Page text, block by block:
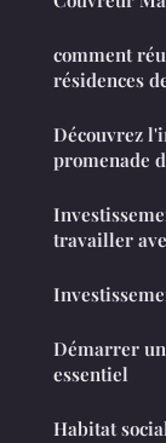
comment
résidences
Découvrez
promenade
travailler
Démarrer
essentiel
Habitat